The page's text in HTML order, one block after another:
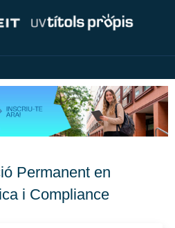
Permanent en
i Compliance